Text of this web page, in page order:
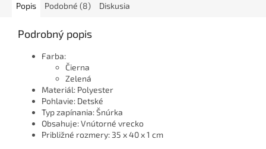
Popis Podobné (8) Diskusia
Podrobný popis
Farba:
Čierna
Zelená
Materiál: Polyester
Pohlavie: Detské
Typ zapínania: Šnúrka
Obsahuje: Vnútorné vrecko
Približné rozmery: 35 x 40 x 1 cm